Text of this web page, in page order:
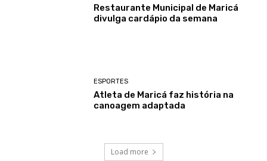
Restaurante Municipal de Maricá
divulga cardápio da semana
ESPORTES
Atleta de Maricá faz história na
canoagem adaptada
Load more